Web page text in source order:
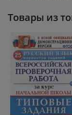
к
организациях.
Товары из